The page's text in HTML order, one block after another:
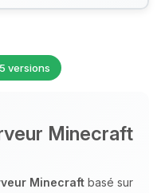
versions
Minecraft
Minecraft basé sur